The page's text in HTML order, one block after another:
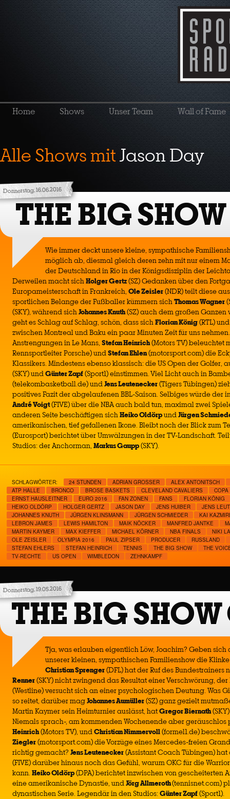
Home Shows Unser Team Wall of Fame
Alle Shows mitJason Day
Donnerstag, 16.06.2016
THE BIG
Wie immer deckt unsere kleine, sympathische
möglich ab, diesmal gleich deren zehn mit nur einem
der Deutschland in Rio in der Königsdisziplin der
Derweilen macht sichHolger Gertz(SZ) Gedanken über den
Europameisterschaft in Frankreich, Ole Zeisler(NDR) teilt diese
sportlichen Belange der Fußballer kümmern sichThomas Wagner
(SKY), während sichJohannes Knuth(SZ) auch dem großen Ganzen
geht es Schlag auf Schlag, schön, dass sichFlorian König(RTL)
zwischen Montreal und Baku ein paar Minuten Zeit für uns
Anstrengungen in Le Mans, Stefan Heinrich(Motors TV) beleuchtet
Rennsportleiter Porsche) undStefan Ehlen(motorsport.com) die
Klassikers. Mindestens ebenso klassisch: die US Open der Golfer,
(SKY) undGünter Zapf(Sport1) einstimmen. Viel Licht auch in
(telekombasketball.de) undJens Leutenecker(Tigers Tübingen)
positives Fazit der abgelaufenen BBL-Saison. Selbiges würde der
André Voigt(FIVE) über die NBA auch bald tun, maximal zwei
anderen Seite beschäftigen sichHeiko OldörpundJürgen
amerikanischen, tief gefallenen Ikone. Bleibt noch der Blick zum
(Eurosport) berichtet über Umwälzungen in der TV-Landschaft.
Studios: der Anchorman, Markus Gaupp(SKY).
SCHLAGWÖRTER: 24 STUNDEN ADRIAN GROSSER
ALEX ANTONITSCH
ATP HALLE
BRONCO BROSE BASKETS CLEVELAND CAVALIERS
COPA
ERNST HAUSLEITNER
EURO 2016 FAN ZONEN FANS
FLORIAN KÖNIG
HEIKO OLDÖRP
HOLGER GERTZ JASON DAY JENS HUIBER
JENS
JOHANNES KNUTH
JÜRGEN KLINSMANN JÜRGEN SCHMIEDER
KAI
LEBRON JAMES
LEWIS HAMILTON MAIK NÖCKER MANFRED JANTKE
MARTIN KAYMER
MAX KIEFFER MICHAEL KÖRNER NBA FINALS
NIKI
OLE ZEISLER
OLYMPIA 2016 PAUL ZIPSER PRODUCER
RUSSLAND
STEFAN EHLERS
STEFAN HEINRICH TENNIS THE BIG SHOW
THE
TV-RECHTE
US OPEN WIMBLEDON ZEHNKAMPF
Donnerstag, 19.05.2016
THE BIG
Tja, was erlauben eigentlich Löw, Joachim? Geben
unserer kleinen, sympathischen Familienshow die
Christian Sprenger(DFL) hat der Ruf des Bundestrainers
Renner(SKY) nicht zwingend das Resultat einer Verschwörung,
(Westline) versucht sich an einer psychologischen Deutung. Was
so reitet, darüber magJohannes Aumüller(SZ) ganz gezielt
Martin Kaymer sein Heimturnier auslässt, hatGregor Biernath
Niemals sprach-, am kommenden Wochenende aber
Heinrich(Motors TV), undChristian Nimmervoll(formel1.de)
Ziegler(motorsport.com) die Vorzüge eines Mercedes-freien
richtig gemacht? Jens Leutenecker(Assistant Coach Tübingen)
(FIVE) darüber hinaus noch das Gefühl, warum OKC für die
kann.Heiko Oldörp(DPA) berichtet inzwischen von gescheiterten
eine amerikanische Dynastie, undJörg Allmeroth(tennisnet.com)
dynastischen Serie. Legendär in den Studios:Günter Zapf(Sport1).